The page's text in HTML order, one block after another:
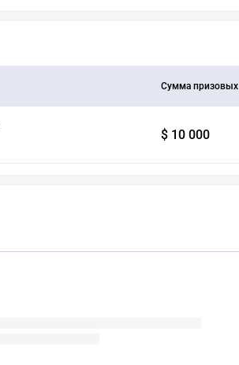
Сумма призовых
$ 10 000